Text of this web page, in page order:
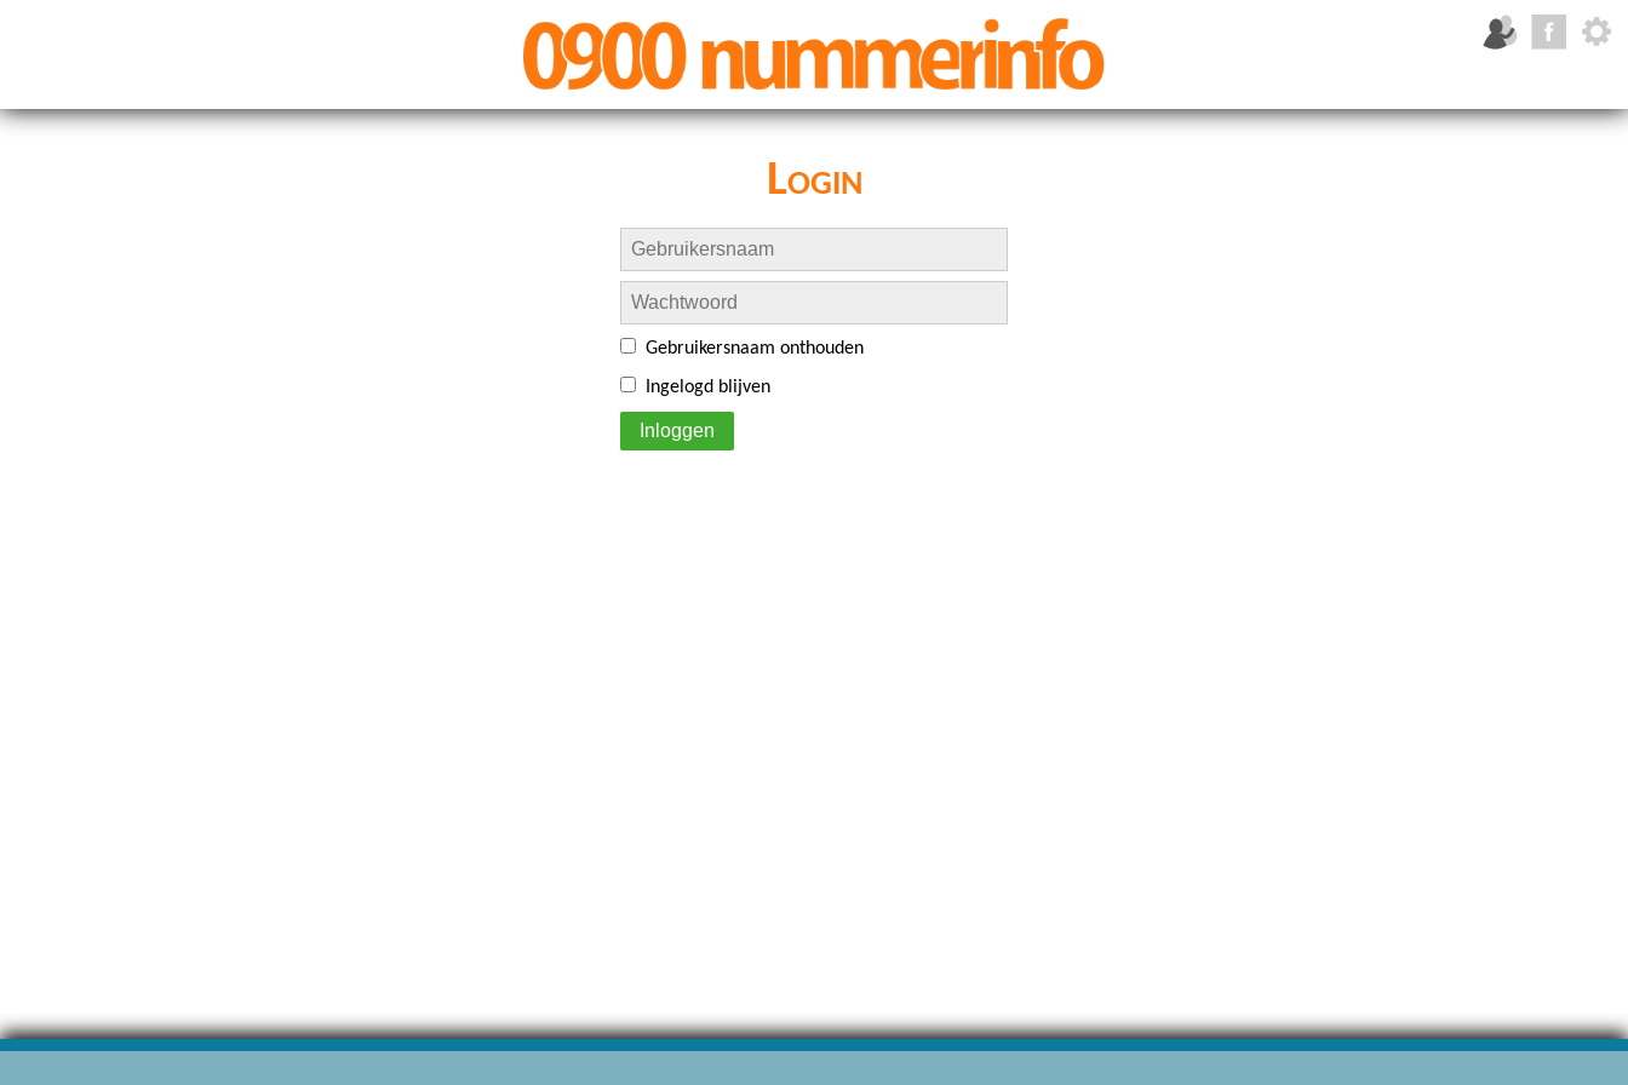
Login
Gebruikersnaam onthouden
Ingelogd blijven
Inloggen